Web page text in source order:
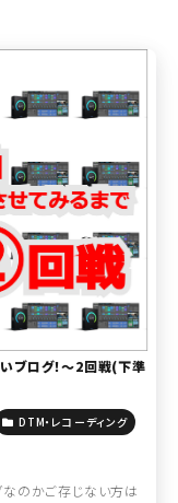
ブログ！～2回戦(下準
DTM・レコーディング
なのかご存じない方は